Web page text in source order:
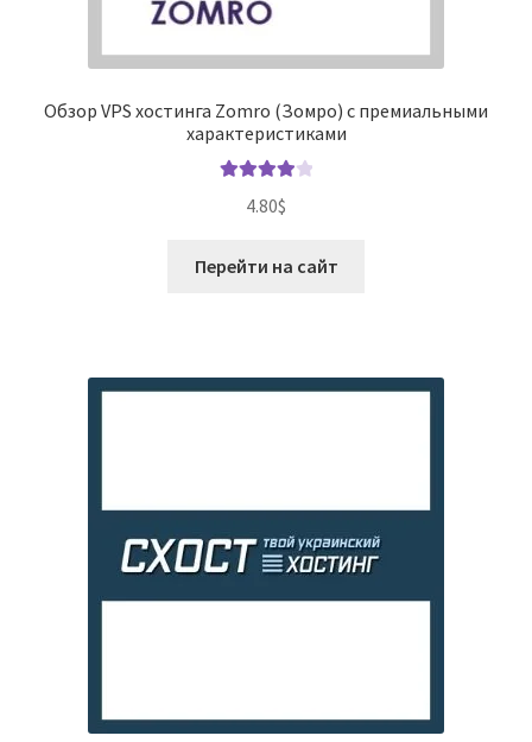
Обзор VPS хостинга Zomro (Зомро) с премиальными
характеристиками
из 5
4.80$
Перейти на сайт